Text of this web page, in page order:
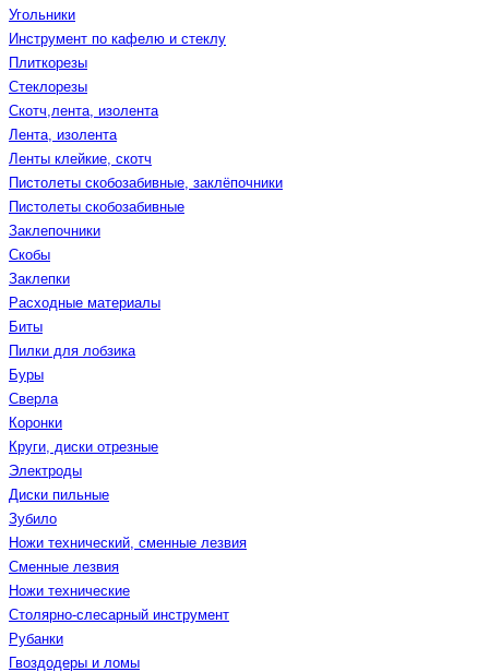
Угольники
Инструмент по кафелю и стеклу
Плиткорезы
Стеклорезы
Скотч,лента, изолента
Лента, изолента
Ленты клейкие, скотч
Пистолеты скобозабивные, заклёпочники
Пистолеты скобозабивные
Заклепочники
Скобы
Заклепки
Расходные материалы
Биты
Пилки для лобзика
Буры
Сверла
Коронки
Круги, диски отрезные
Электроды
Диски пильные
Зубило
Ножи технический, сменные лезвия
Сменные лезвия
Ножи технические
Столярно-слесарный инструмент
Рубанки
Гвоздодеры и ломы